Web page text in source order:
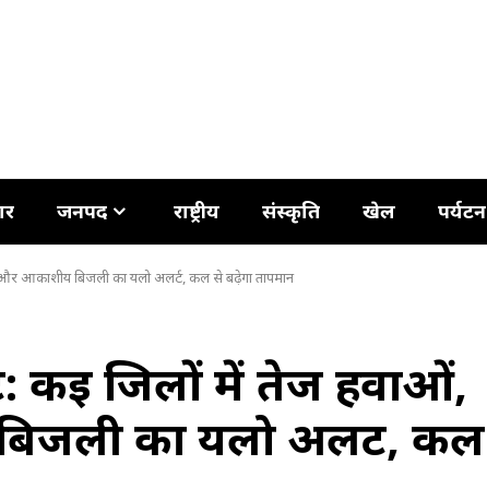
जनपद राष्ट्रीय संस्कृति खेल पर्यटन
आकाशीय बिजली का यलो अलर्ट, कल से बढ़ेगा तापमान
कई जिलों में तेज हवाओं,
का यलो अलर्ट, कल